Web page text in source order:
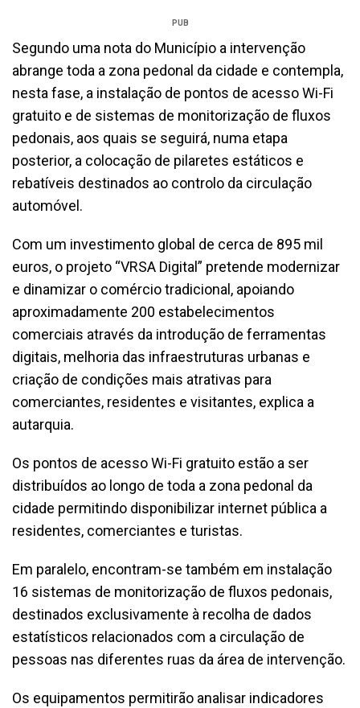
PUB
Segundo uma nota do Município a intervenção
abrange toda a zona pedonal da cidade e contempla,
nesta fase, a instalação de pontos de acesso Wi-Fi
gratuito e de sistemas de monitorização de fluxos
pedonais, aos quais se seguirá, numa etapa
posterior, a colocação de pilaretes estáticos e
rebatíveis destinados ao controlo da circulação
automóvel.
Com um investimento global de cerca de 895 mil
euros, o projeto “VRSA Digital” pretende modernizar
e dinamizar o comércio tradicional, apoiando
aproximadamente 200 estabelecimentos
comerciais através da introdução de ferramentas
digitais, melhoria das infraestruturas urbanas e
criação de condições mais atrativas para
comerciantes, residentes e visitantes, explica a
autarquia.
Os pontos de acesso Wi-Fi gratuito estão a ser
distribuídos ao longo de toda a zona pedonal da
cidade permitindo disponibilizar internet pública a
residentes, comerciantes e turistas.
Em paralelo, encontram-se também em instalação
16 sistemas de monitorização de fluxos pedonais,
destinados exclusivamente à recolha de dados
estatísticos relacionados com a circulação de
pessoas nas diferentes ruas da área de intervenção.
Os equipamentos permitirão analisar indicadores